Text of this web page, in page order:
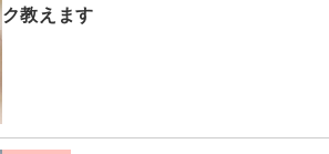
ク教えます